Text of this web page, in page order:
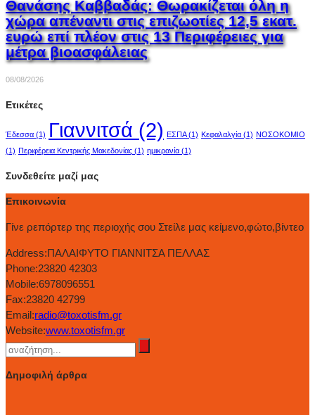
Θανάσης Καββαδάς: Θωρακίζεται όλη η
χώρα απέναντι στις επιζωοτίες 12,5 εκατ.
ευρώ επί πλέον στις 13 Περιφέρειες για
μέτρα βιοασφάλειας
08/08/2026
Ετικέτες
Έδεσσα (1) Γιαννιτσά (2) ΕΣΠΑ(1) Κεφαλαλγία (1) ΝΟΣΟΚΟΜΙΟ
(1) Περιφέρεια Κεντρικής Μακεδονίας (1) ημικρανία (1)
Συνδεθείτε μαζί μας
Επικοινωνία
Γίνε ρεπόρτερ της περιοχής σου Στείλε μας κείμενο,φώτο,βίντεο
Address:ΠΑΛΑΙΦΥΤΟ ΓΙΑΝΝΙΤΣΑ ΠΕΛΛΑΣ
Phone:23820 42303
Mobile:6978096551
Fax:23820 42799
Email:radio@toxotisfm.gr
Website:www.toxotisfm.gr
Δημοφιλή άρθρα